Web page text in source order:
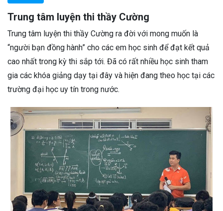
Trung tâm luyện thi thầy Cường
Trung tâm luyện thi thầy Cường ra đời với mong muốn là
“người bạn đồng hành” cho các em học sinh để đạt kết quả
cao nhất trong kỳ thi sắp tới. Đã có rất nhiều học sinh tham
gia các khóa giảng dạy tại đây và hiện đang theo học tại các
trường đại học uy tín trong nước.